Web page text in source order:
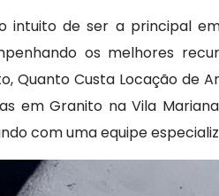
intuito de ser a principal
os melhores
Quanto Custa Locação de
em Granito na Vila
com uma equipe